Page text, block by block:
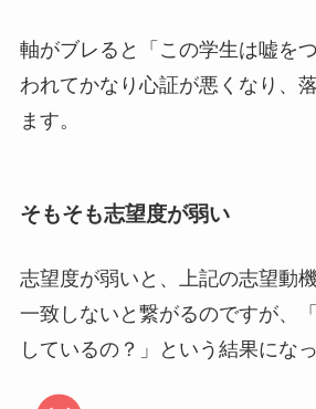
軸がブレると「この学生は嘘を
われてかなり心証が悪くなり、
ます。
そもそも志望度が弱い
志望度が弱いと、上記の志望動
一致しないと繋がるのですが、
しているの？」という結果にな